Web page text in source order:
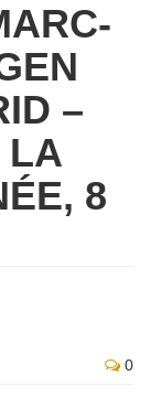
–
LA
8
0